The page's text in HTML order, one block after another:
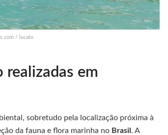
/ lucato
realizadas em
sobretudo pela localização próxima à
da fauna e flora marinha no Brasil . A